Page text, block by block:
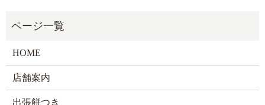
HOME
店舗案内
出張餅つき